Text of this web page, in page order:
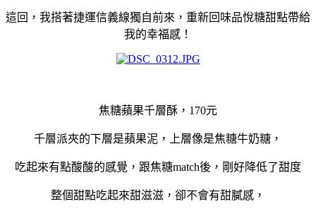
這回，我搭著捷運信義線獨自前來，重新回味品悅糖甜點帶給
我的幸福感！
焦糖蘋果千層酥，170元
千層派夾的下層是蘋果泥，上層像是焦糖牛奶糖，
吃起來有點酸酸的感覺，跟焦糖match後，剛好降低了甜度
整個甜點吃起來甜滋滋，卻不會有甜膩感，